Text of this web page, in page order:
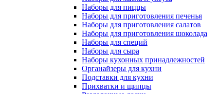
Наборы для пиццы
Наборы для приготовления печенья
Наборы для приготовления салатов
Наборы для приготовления шоколада
Наборы для специй
Наборы для сыра
Наборы кухонных принадлежностей
Органайзеры для кухни
Подставки для кухни
Прихватки и щипцы